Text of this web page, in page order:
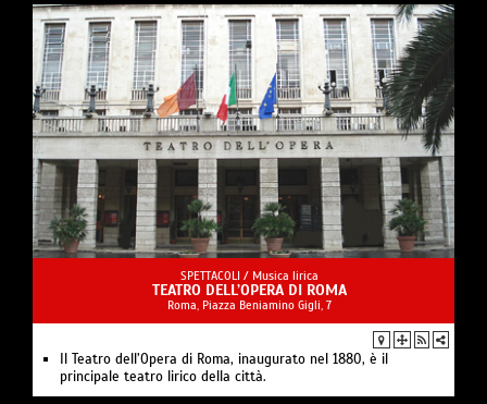
SPETTACOLI / Musica lirica
TEATRO DELL’OPERA DI ROMA
Roma, Piazza Beniamino Gigli, 7
Il Teatro dell’Opera di Roma, inaugurato nel 1880, è il
principale teatro lirico della città.